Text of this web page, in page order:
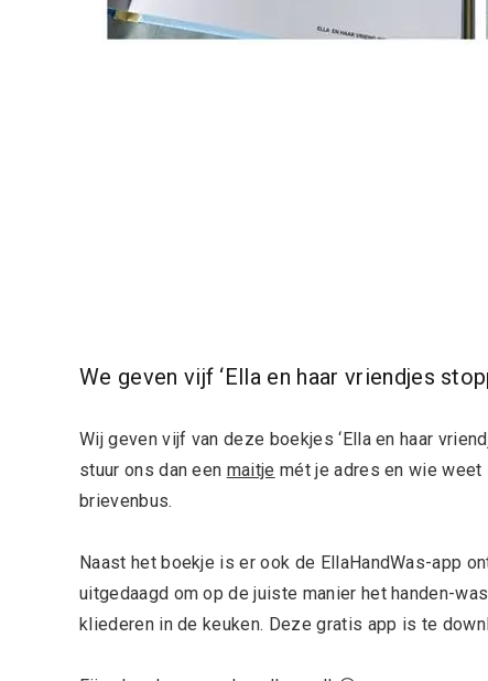
We geven vijf ‘Ella en haar vriendjes
Wij geven vijf van deze boekjes ‘Ella en haar
stuur ons dan een maitje mét je adres en wie weet
brievenbus.
Naast het boekje is er ook de EllaHandWas-app
uitgedaagd om op de juiste manier het handen-
kliederen in de keuken. Deze gratis app is te